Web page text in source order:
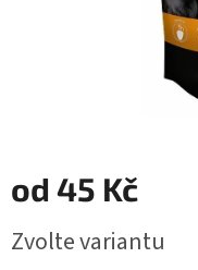
od 45 Kč
cena:
Zvolte variantu